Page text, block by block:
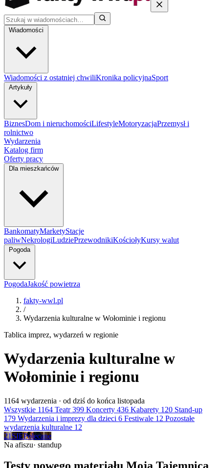
Wiadomości
Wiadomości z ostatniej chwiliKronika policyjnaSport
Artykuły
BiznesDom i nieruchomościLifestyleMotoryzacjaPrzemysł i
rolnictwo
Wydarzenia
Katalog firm
Oferty pracy
Dla mieszkańców
BankomatyMarketyStacje
paliwNekrologiLudziePrzewodnikiKościołyKursy walut
Pogoda
PogodaJakość powietrza
fakty-wwl.pl
/
Wydarzenia kulturalne w Wołominie i regionu
Tablica imprez, wydarzeń w regionie
Wydarzenia kulturalne w
Wołominie i regionu
1164 wydarzenia · od dziś do końca listopada
Wszystkie 1164 Teatr399 Koncerty 436 Kabarety 120 Stand-up
179 Wydarzenia i imprezy dla dzieci 6 Festiwale 12 Pozostałe
wydarzenia kulturalne 12
21 SIEPolecane
Na afiszu· standup
Testy nowego materiału Moja Tajemnica